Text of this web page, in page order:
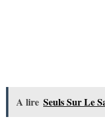
A lire Seuls Sur Le